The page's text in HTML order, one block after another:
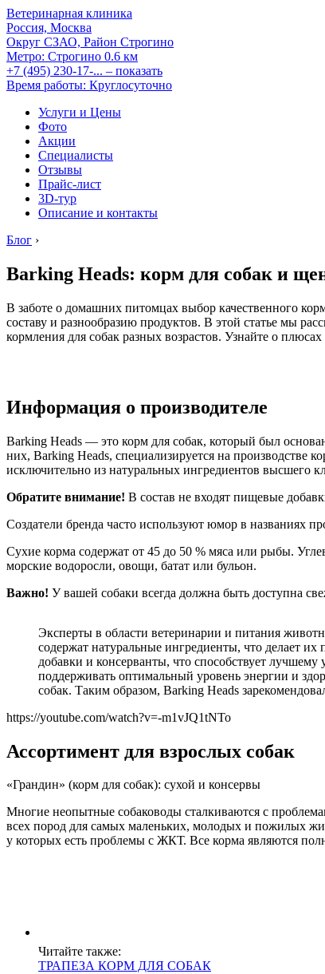
Ветеринарная клиника
Россия, Москва
Округ СЗАО, Район Строгино
Метро: Строгино 0.6 км
+7 (495) 230-17-... – показать
Время работы: Круглосуточно
Услуги и Цены
Фото
Акции
Специалисты
Отзывы
Прайс-лист
3D-тур
Описание и контакты
Блог ›
Barking Heads: корм для собак и
В заботе о домашних питомцах выбор качественного
составу и разнообразию продуктов. В этой статье мы
кормления для собак разных возрастов. Узнайте о
Информация о производителе
Barking Heads — это корм для собак, который был
них, Barking Heads, специализируется на производстве
исключительно из натуральных ингредиентов высшего
Обратите внимание! В состав не входят пищевые
Создатели бренда часто используют юмор в названиях
Сухие корма содержат от 45 до 50 % мяса или рыбы.
морские водоросли, овощи, батат или бульон.
Важно! У вашей собаки всегда должна быть доступна
Эксперты в области ветеринарии и питания
содержат натуральные ингредиенты, что делает
добавки и консерванты, что способствует
поддерживать оптимальный уровень энергии и
собак. Таким образом, Barking Heads
https://youtube.com/watch?v=-m1vJQ1tNTo
Ассортимент для взрослых собак
«Грандин» (корм для собак): сухой и консервы
Многие неопытные собаководы сталкиваются с
всех пород для самых маленьких, молодых и пожилых
у которых есть проблемы с ЖКТ. Все корма являются
Читайте также:
ТРАПЕЗА КОРМ ДЛЯ СОБАК